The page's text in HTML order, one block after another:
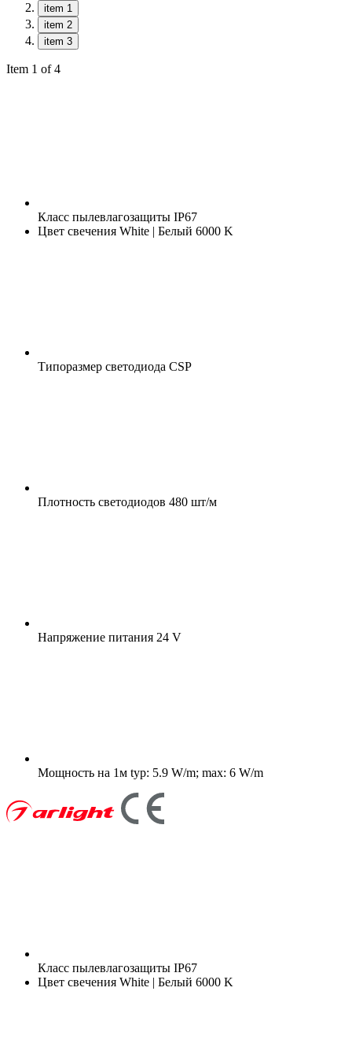
item 1
item 2
item 3
Item 1 of 4
Класс пылевлагозащиты IP67
Цвет свечения White | Белый 6000 K
Типоразмер светодиода CSP
Плотность светодиодов 480 шт/м
Напряжение питания 24 V
Мощность на 1м typ: 5.9 W/m; max: 6 W/m
Класс пылевлагозащиты IP67
Цвет свечения White | Белый 6000 K